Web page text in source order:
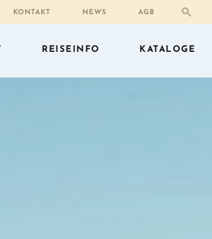
KONTAKT NEWS AGB
REISEINFO KATALOGE